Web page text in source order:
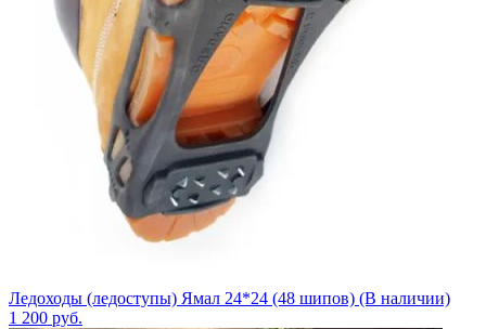
Ледоходы (ледоступы) Ямал 24*24 (48 шипов) (В наличии)
1 200 руб.